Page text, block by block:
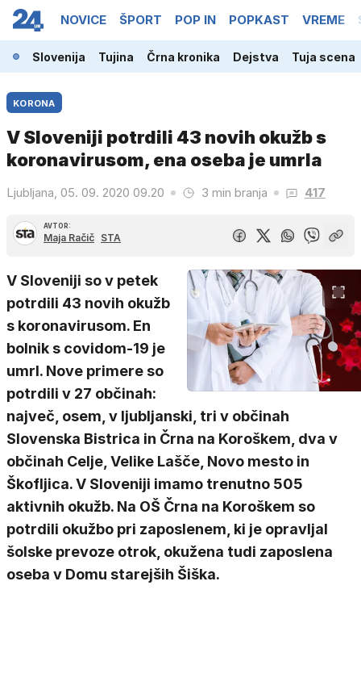
NOVICE ŠPORT POP IN POPKAST VREME
Slovenija Tujina Črna kronika Dejstva Tuja scena
KORONA
V Sloveniji potrdili 43 novih okužb s
koronavirusom, ena oseba je umrla
Ljubljana, 05. 09. 2020 09.20 3 min branja 417
AVTOR:
Maja Račič STA
V Sloveniji so v petek
potrdili 43 novih okužb
s koronavirusom. En
bolnik s covidom-19 je
umrl. Nove primere so
potrdili v 27 občinah:
največ, osem, v ljubljanski, tri v občinah
Slovenska Bistrica in Črna na Koroškem, dva v
občinah Celje, Velike Lašče, Novo mesto in
Škofljica. V Sloveniji imamo trenutno 505
aktivnih okužb. Na OŠ Črna na Koroškem so
potrdili okužbo pri zaposlenem, ki je opravljal
šolske prevoze otrok, okužena tudi zaposlena
oseba v Domu starejših Šiška.